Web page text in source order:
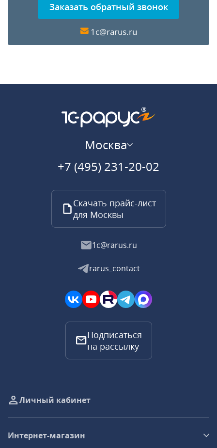
Заказать обратный звонок
1c@rarus.ru
Москва
+7 (495) 231-20-02
Скачать прайс-лист
для Москвы
1c@rarus.ru
rarus_contact
Подписаться
на рассылку
Личный кабинет
Интернет-магазин